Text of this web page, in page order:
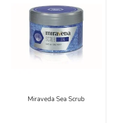
Miraveda Sea Scrub